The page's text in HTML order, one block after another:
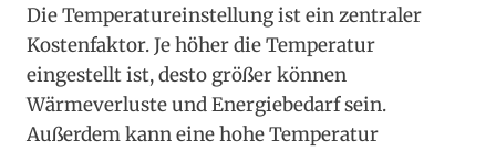
Die Temperatureinstellung ist ein zentraler
Kostenfaktor. Je höher die Temperatur
eingestellt ist, desto größer können
Wärmeverluste und Energiebedarf sein.
Außerdem kann eine hohe Temperatur